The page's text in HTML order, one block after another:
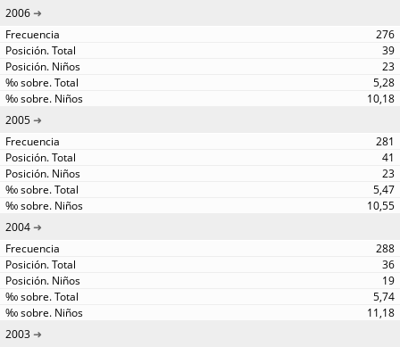
2006
276
39
23
5,28
10,18
2005
281
41
23
5,47
10,55
2004
288
36
19
5,74
11,18
2003